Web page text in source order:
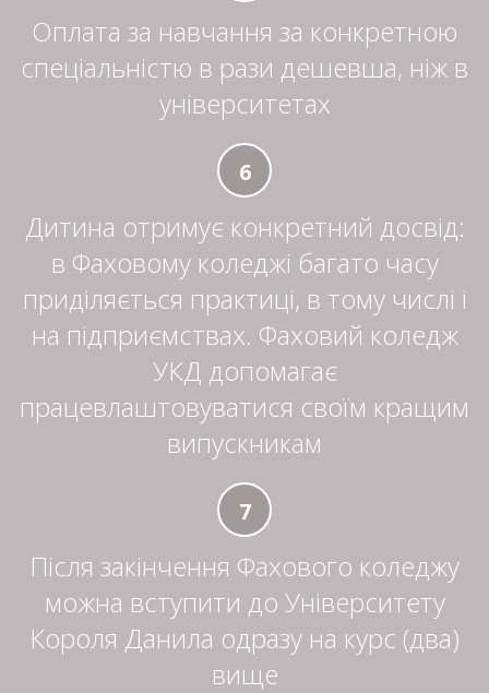
Оплата за навчання за конкретною
спеціальністю в рази дешевша, ніж в
університетах
6
Дитина отримує конкретний досвід:
в Фаховому коледжі багато часу
приділяється практиці, в тому числі і
на підприємствах. Фаховий коледж
УКД допомагає
працевлаштовуватися своїм кращим
випускникам
7
Після закінчення Фахового коледжу
можна вступити до Університету
Короля Данила одразу на курс (два)
вище